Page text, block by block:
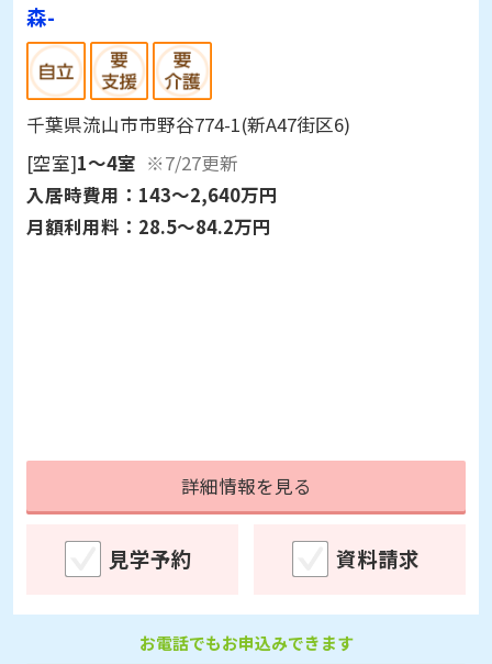
森-
千葉県流山市市野谷774-1(新A47街区6)
[空室]1～4室 ※7/27更新
入居時費用： 143～2,640万円
月額利用料： 28.5～84.2万円
詳細情報を見る
見学予約 資料請求
お電話でもお申込みできます